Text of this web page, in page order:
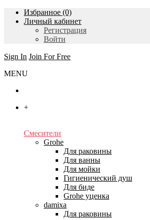
Избранное (0)
Личный кабинет
Регистрация
Войти
Sign In Join For Free
MENU
+
Смесители
Grohe
Для раковины
Для ванны
Для мойки
Гигиенический душ
Для биде
Grohe уценка
damixa
Для раковины